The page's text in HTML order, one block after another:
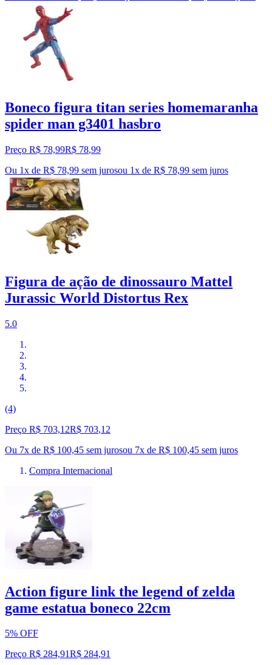
Boneco figura titan series homemaranha
spider man g3401 hasbro
Preço R$ 78,99R$ 78,99
Ou 1x de R$ 78,99 sem jurosou 1x de R$ 78,99 sem juros
Figura de ação de dinossauro Mattel
Jurassic World Distortus Rex
5.0
(4)
Preço R$ 703,12R$ 703,12
Ou 7x de R$ 100,45 sem jurosou 7x de R$ 100,45 sem juros
Compra Internacional
Action figure link the legend of zelda
game estatua boneco 22cm
5% OFF
Preço R$ 284,91R$ 284,91